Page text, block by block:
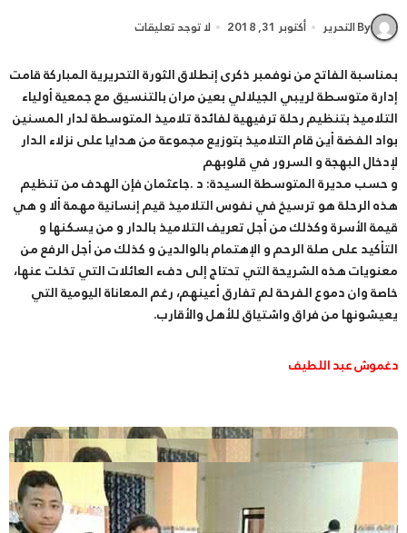
By التحرير أكتوبر 31, 2018 لا توجد تعليقات
بمناسبة الفاتح من نوفمبر ذكرى إنطلاق الثورة التحريرية المباركة قامت
إدارة متوسطة لريبي الجيلالي بعين مران بالتنسيق مع جمعية أولياء
التلاميذ بتنظيم رحلة ترفيهية لفائدة تلاميذ المتوسطة لدار المسنين
بواد الفضة أين قام التلاميذ بتوزيع مجموعة من هدايا على نزلاء الدار
لإدخال البهجة و السرور في قلوبهم
و حسب مديرة المتوسطة السيدة: د .جاعثمان فإن الهدف من تنظيم
هذه الرحلة هو ترسيخ في نفوس التلاميذ قيم إنسانية مهمة ألا و هي
قيمة الأسرة وكذلك من أجل تعريف التلاميذ بالدار و من يسكنها و
التأكيد على صلة الرحم و الإهتمام بالوالدين و كذلك من أجل الرفع من
معنويات هذه الشريحة التي تحتاج إلى دفء العائلات التي تخلت عنها،
خاصة وان دموع الفرحة لم تفارق أعينهم، رغم المعاناة اليومية التي
يعيشونها من فراق واشتياق للأهل والأقارب.
دغموش عبد اللطيف